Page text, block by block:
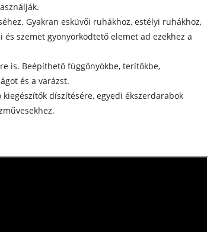
Gyakran esküvői ruhákhoz, estélyi ruhákhoz,
szemet gyönyörködtető elemet ad ezekhez a
is. Beépíthető függönyökbe, terítőkbe,
és a varázst.
díszítésére, egyedi ékszerdarabok